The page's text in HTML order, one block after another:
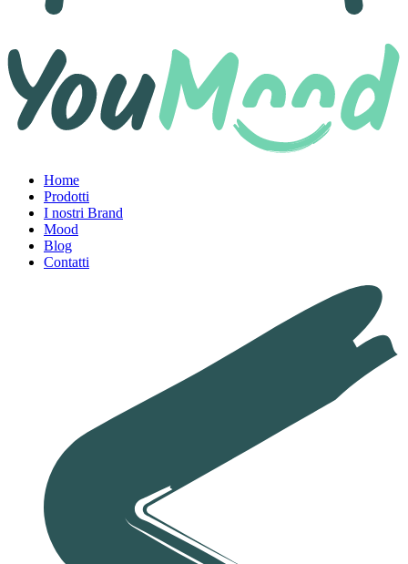
Home
Prodotti
I nostri Brand
Mood
Blog
Contatti